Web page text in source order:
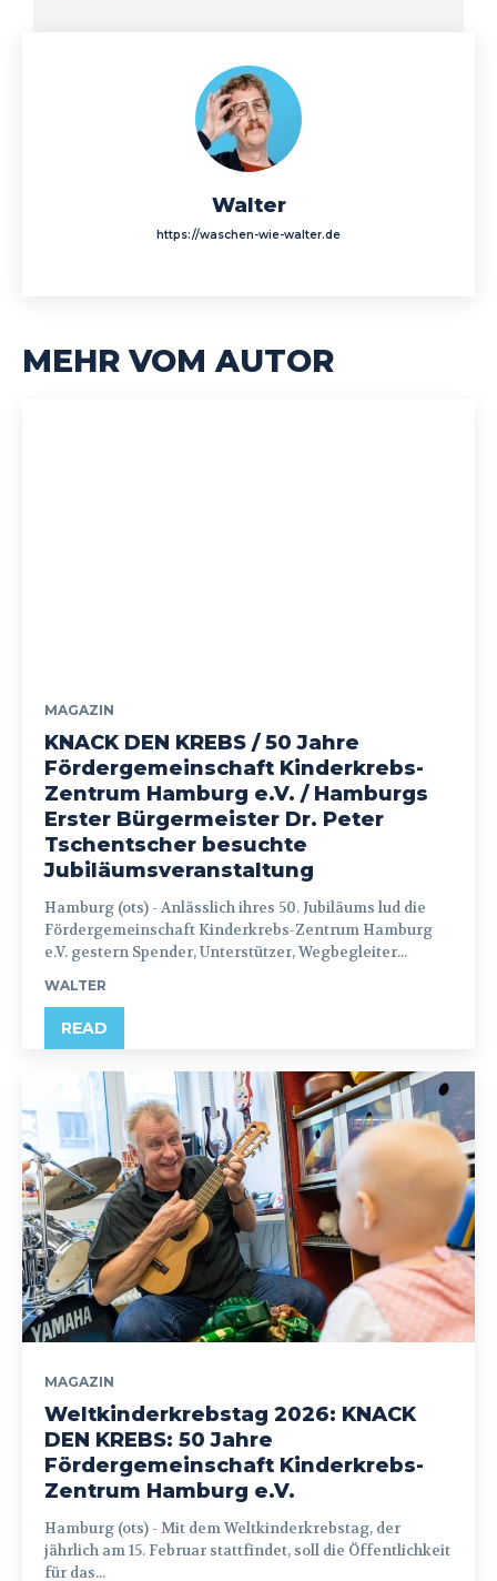
Walter
https://waschen-wie-walter.de
MEHR VOM AUTOR
MAGAZIN
KNACK DEN KREBS / 50 Jahre
Fördergemeinschaft Kinderkrebs-
Zentrum Hamburg e.V. / Hamburgs
Erster Bürgermeister Dr. Peter
Tschentscher besuchte
Jubiläumsveranstaltung
Hamburg (ots) - Anlässlich ihres 50. Jubiläums lud die
Fördergemeinschaft Kinderkrebs-Zentrum Hamburg
e.V. gestern Spender, Unterstützer, Wegbegleiter...
WALTER
READ
MAGAZIN
Weltkinderkrebstag 2026: KNACK
DEN KREBS: 50 Jahre
Fördergemeinschaft Kinderkrebs-
Zentrum Hamburg e.V.
Hamburg (ots) - Mit dem Weltkinderkrebstag, der
jährlich am 15. Februar stattfindet, soll die Öffentlichkeit
für das...